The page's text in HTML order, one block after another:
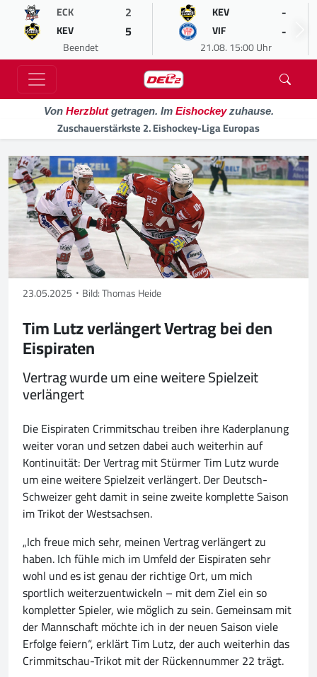
ECK 2
KEV 5
Beendet
KEV -
VIF -
21.08. 15:00 Uhr
Von Herzblutgetragen. Im Eishockeyzuhause.
Zuschauerstärkste 2. Eishockey-Liga Europas
23.05.2025 Bild: Thomas Heide
Tim Lutz verlängert Vertrag bei den
Eispiraten
Vertrag wurde um eine weitere Spielzeit
verlängert
Die Eispiraten Crimmitschau treiben ihre Kaderplanung
weiter voran und setzen dabei auch weiterhin auf
Kontinuität: Der Vertrag mit Stürmer Tim Lutz wurde
um eine weitere Spielzeit verlängert. Der Deutsch-
Schweizer geht damit in seine zweite komplette Saison
im Trikot der Westsachsen.
„Ich freue mich sehr, meinen Vertrag verlängert zu
haben. Ich fühle mich im Umfeld der Eispiraten sehr
wohl und es ist genau der richtige Ort, um mich
sportlich weiterzuentwickeln – mit dem Ziel ein so
kompletter Spieler, wie möglich zu sein. Gemeinsam mit
der Mannschaft möchte ich in der neuen Saison viele
Erfolge feiern“, erklärt Tim Lutz, der auch weiterhin das
Crimmitschau-Trikot mit der Rückennummer 22 trägt.